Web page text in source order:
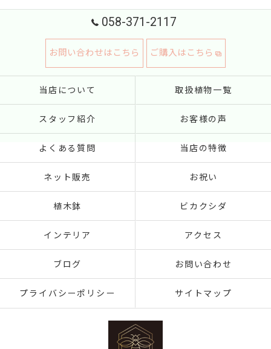
058-371-2117
お問い合わせはこちら ご購入はこちら
当店について 取扱植物一覧
スタッフ紹介 お客様の声
よくある質問 当店の特徴
ネット販売 お祝い
植木鉢 ビカクシダ
インテリア アクセス
ブログ お問い合わせ
プライバシーポリシー サイトマップ